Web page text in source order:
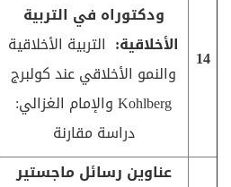
14
ودكتوراه في التربية
الأخلاقية: التربية الأخلاقية
والنمو الأخلاقي عند كولبرج
Kohlbergوالإمام الغزالي:
دراسة مقارنة
عناوين رسائل ماجستير